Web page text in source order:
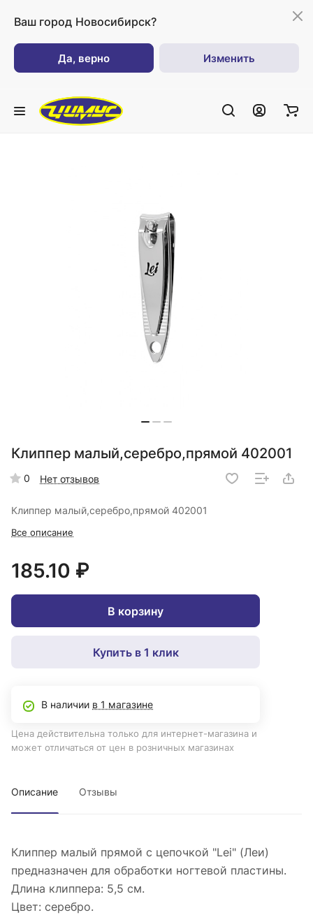
Ваш город Новосибирск?
Да, верно Изменить
Клиппер малый,серебро,прямой 402001
0 Нет отзывов
Клиппер малый,серебро,прямой 402001
Все описание
185.10 ₽
В корзину
Купить в 1 клик
В наличии в 1 магазине
Цена действительна только для интернет-магазина и
может отличаться от цен в розничных магазинах
Описание Отзывы
Клиппер малый прямой с цепочкой "Lei" (Леи)
предназначен для обработки ногтевой пластины.
Длина клиппера: 5,5 см.
Цвет: серебро.